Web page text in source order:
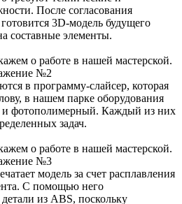
После согласования
3D-модель будущего
составные элементы.
о работе в нашей мастерской.
№2
в программу-слайсер, которая
в нашем парке оборудования
и фотополимерный. Каждый из них
задач.
о работе в нашей мастерской.
№3
модель за счет расплавления
С помощью него
из ABS, поскольку